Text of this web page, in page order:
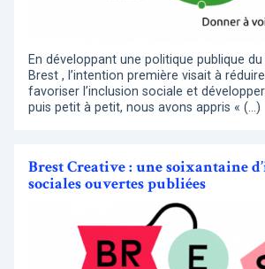
En développant une politique publique
Brest , l’intention première visait à
favoriser l’inclusion sociale et
puis petit à petit, nous avons appris « (…)
Brest Creative : une soixantaine
sociales ouvertes publiées